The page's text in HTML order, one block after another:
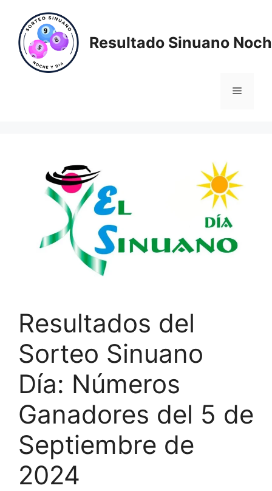
contenido
Resultado Sinuano
Menú
Resultados del
Sorteo Sinuano
Día: Números
Ganadores del 5 de
Septiembre de
2024